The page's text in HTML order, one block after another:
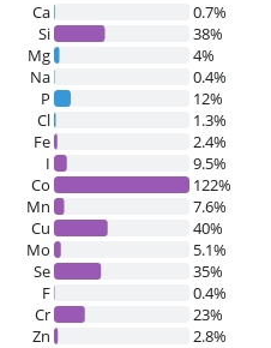
Ca
0.7%
Si
38%
Mg
4%
Na
0.4%
P
12%
Cl
1.3%
Fe
2.4%
I
9.5%
Co
122%
Mn
7.6%
Cu
40%
Mo
5.1%
Se
35%
F
0.4%
Cr
23%
Zn
2.8%